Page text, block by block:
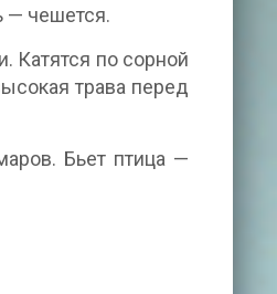
— чешется.
Катятся по сорной
трава перед
Бьет птица —